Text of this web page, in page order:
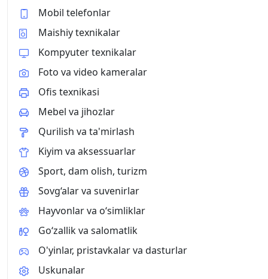
Mobil telefonlar
Maishiy texnikalar
Kompyuter texnikalar
Foto va video kameralar
Ofis texnikasi
Mebel va jihozlar
Qurilish va ta'mirlash
Kiyim va aksessuarlar
Sport, dam olish, turizm
Sovg‘alar va suvenirlar
Hayvonlar va o‘simliklar
Go‘zallik va salomatlik
O'yinlar, pristavkalar va dasturlar
Uskunalar